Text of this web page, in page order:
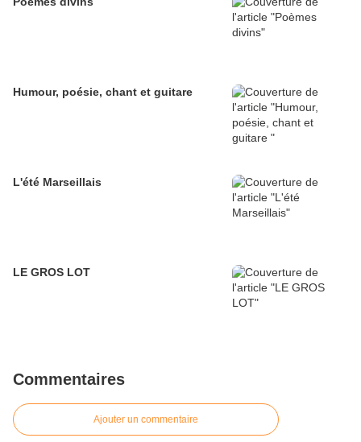
Humour, poésie, chant et guitare
L'été Marseillais
LE GROS LOT
Commentaires
Ajouter un commentaire